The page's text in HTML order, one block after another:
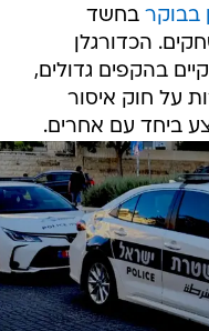
בבוקר בחשד
הכדורגלן
בהקפים גדולים,
על חוק איסור
ביחד עם אחרים.